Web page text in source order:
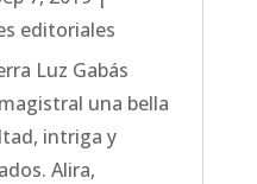
editoriales
Luz Gabás
una bella
intriga y
Alira,